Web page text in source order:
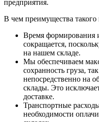
предприятия.
В чем преимущества такого
Время формирования
сокращается,
на нашем складе.
Мы обеспечиваем
сохранность груза,
непосредственно на
склады. Это
доставке.
Транспортные
необходимости